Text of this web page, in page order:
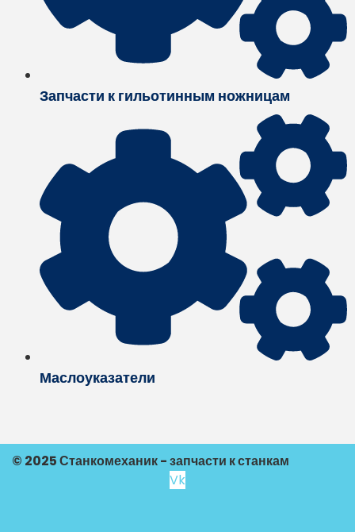
Запчасти к гильотинным ножницам
Маслоуказатели
© 2025 Станкомеханик - запчасти к станкам
Vk